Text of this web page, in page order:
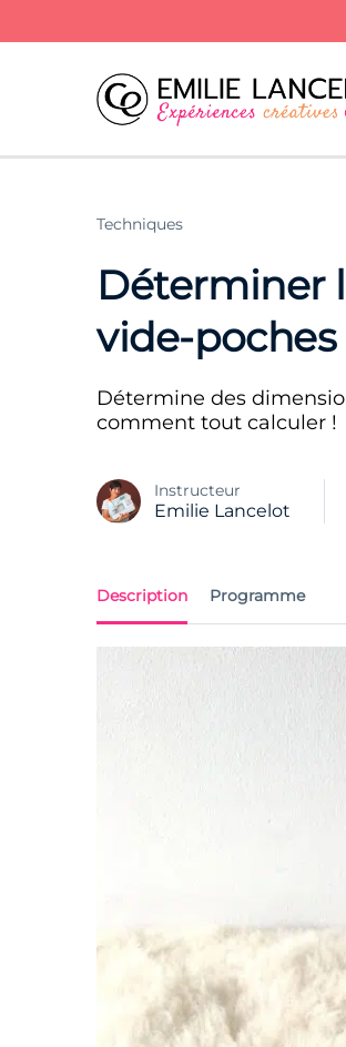
Techniques
Déterminer
vide-poches
Détermine des
comment tout calculer !
Instructeur
Emilie Lancelot
Description Programme